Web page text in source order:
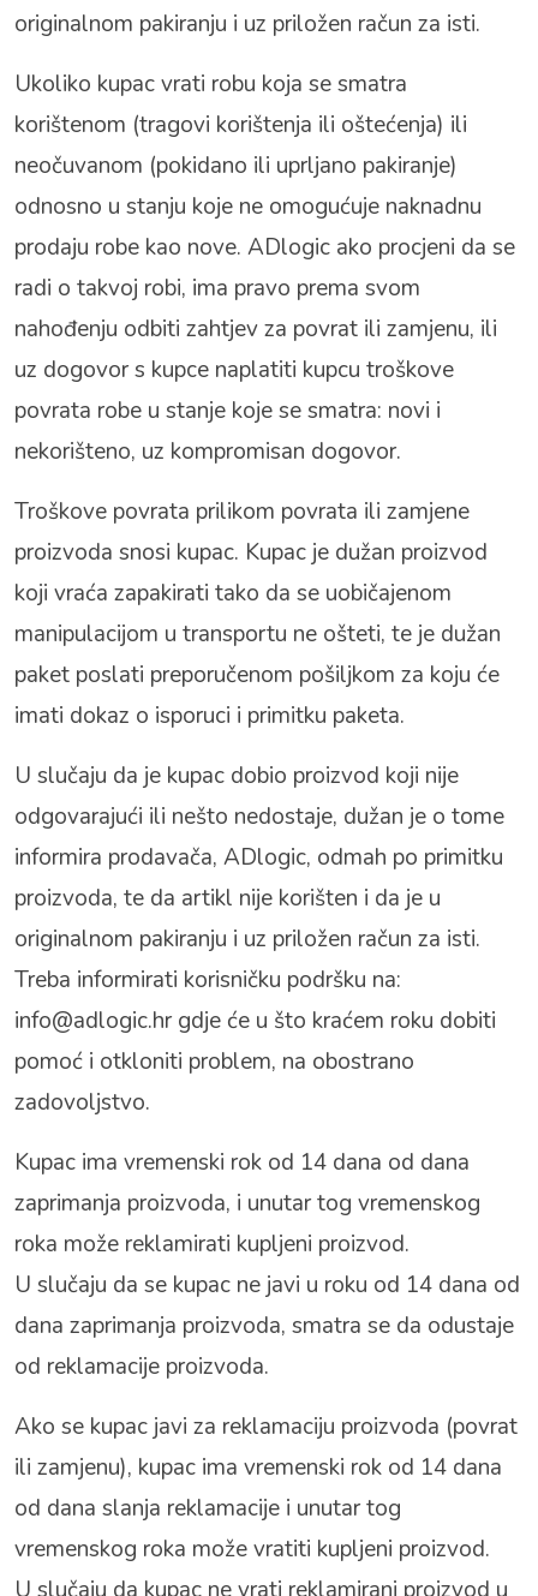
originalnom pakiranju i uz priložen račun za isti.
Ukoliko kupac vrati robu koja se smatra
korištenom (tragovi korištenja ili oštećenja) ili
neočuvanom (pokidano ili uprljano pakiranje)
odnosno u stanju koje ne omogućuje naknadnu
prodaju robe kao nove. ADlogic ako procjeni da se
radi o takvoj robi, ima pravo prema svom
nahođenju odbiti zahtjev za povrat ili zamjenu, ili
uz dogovor s kupce naplatiti kupcu troškove
povrata robe u stanje koje se smatra: novi i
nekorišteno, uz kompromisan dogovor.
Troškove povrata prilikom povrata ili zamjene
proizvoda snosi kupac. Kupac je dužan proizvod
koji vraća zapakirati tako da se uobičajenom
manipulacijom u transportu ne ošteti, te je dužan
paket poslati preporučenom pošiljkom za koju će
imati dokaz o isporuci i primitku paketa.
U slučaju da je kupac dobio proizvod koji nije
odgovarajući ili nešto nedostaje, dužan je o tome
informira prodavača, ADlogic, odmah po primitku
proizvoda, te da artikl nije korišten i da je u
originalnom pakiranju i uz priložen račun za isti.
Treba informirati korisničku podršku na:
info@adlogic.hrgdje će u što kraćem roku dobiti
pomoć i otkloniti problem, na obostrano
zadovoljstvo.
Kupac ima vremenski rok od 14 dana od dana
zaprimanja proizvoda, i unutar tog vremenskog
roka može reklamirati kupljeni proizvod.
U slučaju da se kupac ne javi u roku od 14 dana od
dana zaprimanja proizvoda, smatra se da odustaje
od reklamacije proizvoda.
Ako se kupac javi za reklamaciju proizvoda (povrat
ili zamjenu), kupac ima vremenski rok od 14 dana
od dana slanja reklamacije i unutar tog
vremenskog roka može vratiti kupljeni proizvod.